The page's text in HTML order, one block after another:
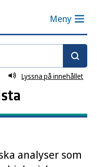
Meny
Lyssna på innehållet
analyser som